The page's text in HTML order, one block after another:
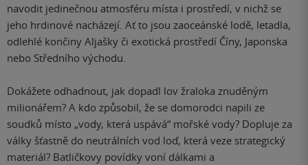
navodit jedinečnou atmosféru místa i prostředí, v nichž se
jeho hrdinové nacházejí. Ať to jsou zaoceánské lodě, letadla,
odlehlé končiny Aljašky či exotická prostředí Číny, Japonska
nebo Středního východu.
Dokážete odhadnout, jak dopadl lov žraloka znuděným
milionářem? A kdo způsobil, že se domorodci napili ze
soudků místo „vody, která uspává“ mořské vody? Dopluje za
války šťastně do neutrálních vod loď, která veze strategický
materiál? Batličkovy povídky voní dálkami a